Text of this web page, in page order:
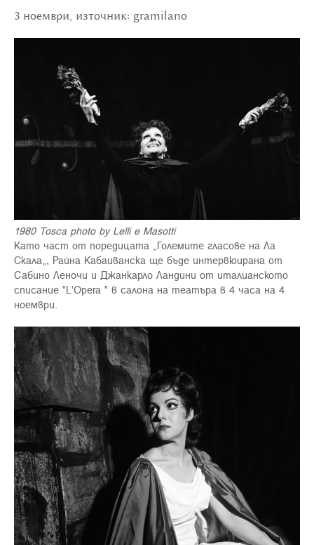
3 ноември, източник: gramilano
1980 Tosca photo by Lelli e Masotti
Като част от поредицата „Големите гласове на Ла
Скала„, Райна Кабаиванска ще бъде интервюирана от
Сабино Леночи и Джанкарло Ландини от италианското
списание "L'Opera " в салона на театъра в 4 часа на 4
ноември.